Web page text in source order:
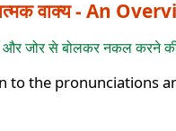
वाक्य - An
और जोर से बोलकर नकल करने
to the pronunciations